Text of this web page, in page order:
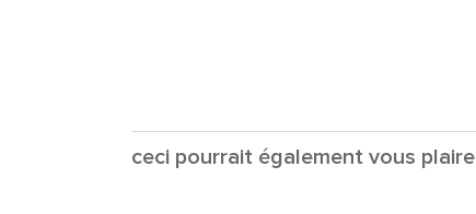
ceci pourrait également vous plaire